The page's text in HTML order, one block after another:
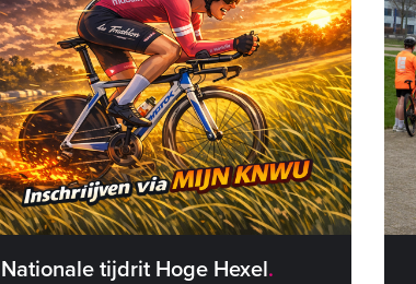
Nationale tijdrit Hoge Hexel